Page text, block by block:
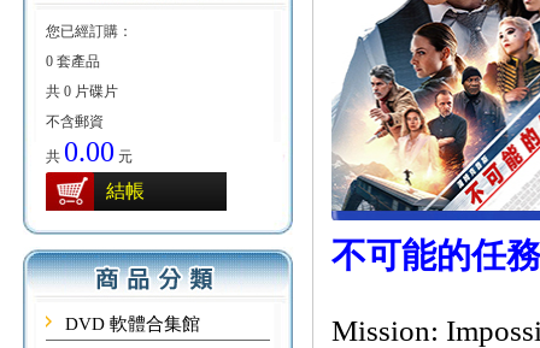
您已經訂購：
0 套產品
共 0 片碟片
不含郵資
共 0.00 元
結帳
DVD 軟體合集館
不可能的任
Mission: